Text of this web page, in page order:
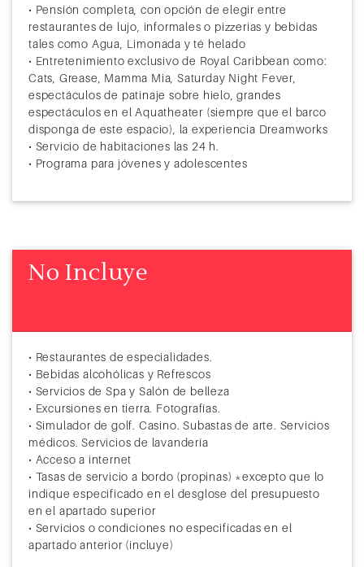
• Pensión completa, con opción de elegir entre
restaurantes de lujo, informales o pizzerias y bebidas
tales como Agua, Limonada y té helado
• Entretenimiento exclusivo de Royal Caribbean como:
Cats, Grease, Mamma Mia, Saturday Night Fever,
espectáculos de patinaje sobre hielo, grandes
espectáculos en el Aquatheater (siempre que el barco
disponga de este espacio), la experiencia Dreamworks
• Servicio de habitaciones las 24 h.
• Programa para jóvenes y adolescentes
No Incluye
• Restaurantes de especialidades.
• Bebidas alcohólicas y Refrescos
• Servicios de Spa y Salón de belleza
• Excursiones en tierra. Fotografías.
• Simulador de golf. Casino. Subastas de arte. Servicios
médicos. Servicios de lavandería
• Acceso a internet
• Tasas de servicio a bordo (propinas) *excepto que lo
indique especificado en el desglose del presupuesto
en el apartado superior
• Servicios o condiciones no especificadas en el
apartado anterior (incluye)